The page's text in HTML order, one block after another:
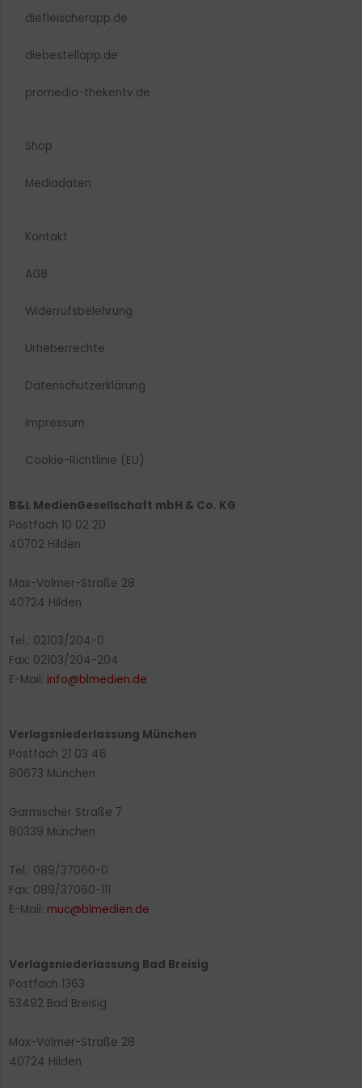
diefleischerapp.de
diebestellapp.de
promedia-thekentv.de
Shop
Mediadaten
Kontakt
AGB
Widerrufsbelehrung
Urheberrechte​
Datenschutzerklärung
Impressum
Cookie-Richtlinie (EU)
B&L MedienGesellschaft mbH & Co. KG
Postfach 10 02 20
40702 Hilden
Max-Volmer-Straße 28
40724 Hilden
Tel.: 02103/204-0
Fax: 02103/204-204
E-Mail: info@blmedien.de
Verlagsniederlassung München
Postfach 21 03 46
80673 München
Garmischer Straße 7
80339 München
Tel.: 089/37060-0
Fax: 089/37060-111
E-Mail: muc@blmedien.de
Verlagsniederlassung Bad Breisig
Postfach 1363
53492 Bad Breisig
Max-Volmer-Straße 28
40724 Hilden